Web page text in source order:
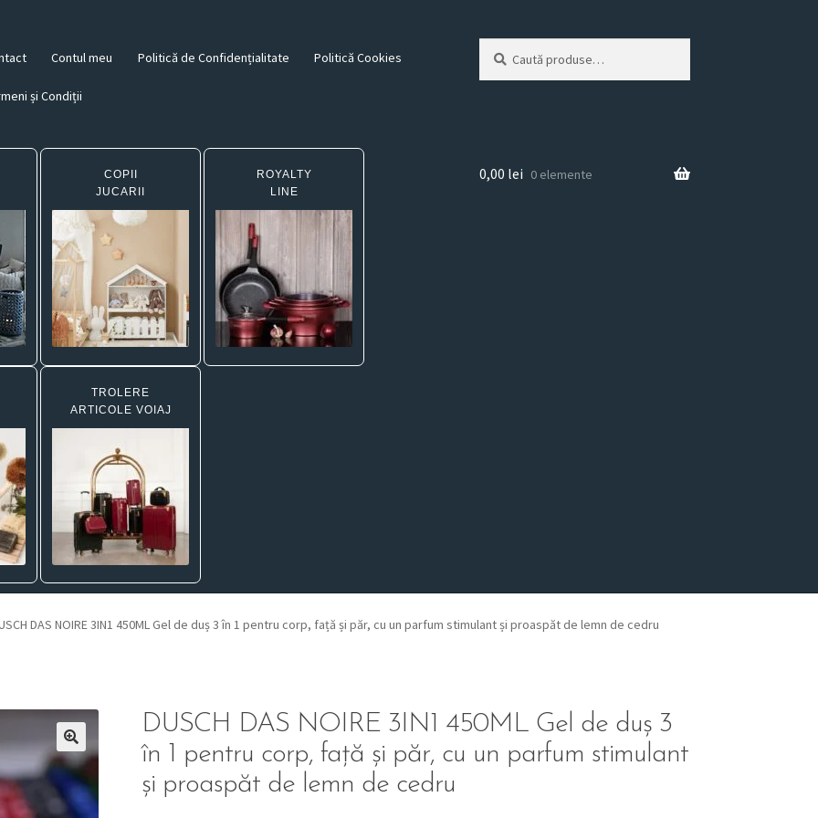
Contul meu Politică de Confidențialitate Politică Cookies
și Condiții
după:
COPII
JUCARII
ROYALTY
LINE
TROLERE
ARTICOLE VOIAJ
0,00 lei 0 elemente
DAS NOIRE 3IN1 450ML Gel de duș 3 în 1 pentru corp, față și păr, cu un parfum stimulant și proaspăt de lemn de cedru
DUSCH DAS NOIRE 3IN1 450ML Gel de duș 3
în 1 pentru corp, față și păr, cu un parfum stimulant
și proaspăt de lemn de cedru